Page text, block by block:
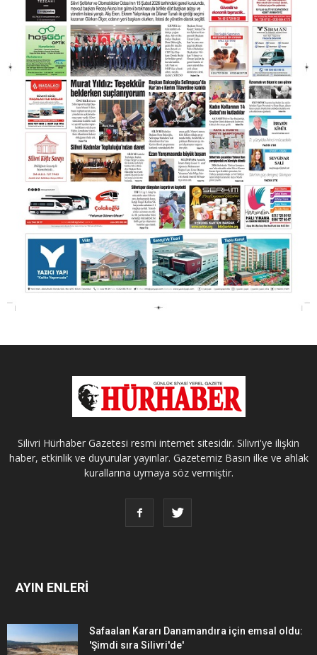
Silivri Hürhaber Gazetesi resmi internet sitesidir. Silivri'ye ilişkin
haber, etkinlik ve duyurular yayınlar. Gazetemiz Basın ilke ve ahlak
kurallarına uymaya söz vermiştir.
AYIN ENLERİ
Safaalan Kararı Danamandıra için emsal oldu:
'Şimdi sıra Silivri'de'